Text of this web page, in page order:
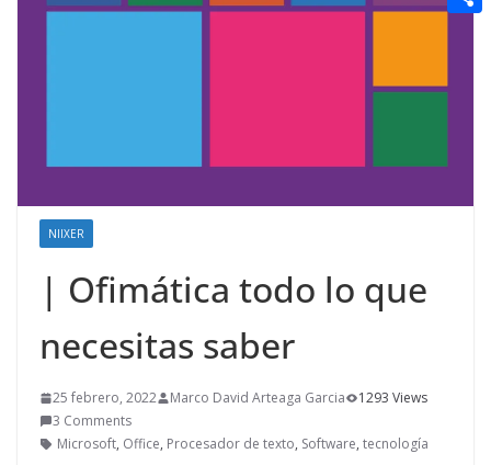
NIIXER
| Ofimática todo lo que
necesitas saber
25 febrero, 2022 Marco David Arteaga Garcia
1293 Views
3 Comments
Microsoft, Office, Procesador de texto, Software, tecnología
n
r
a
ld
ta
r